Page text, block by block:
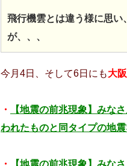
飛行機雲とは違う様に思
が、、、
今月4日、そして6日にも大
・
【地震の前兆現象】みな
われたものと同タイプの地